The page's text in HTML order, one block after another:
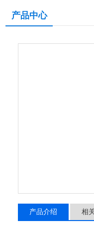
产品中心
产品介绍 相